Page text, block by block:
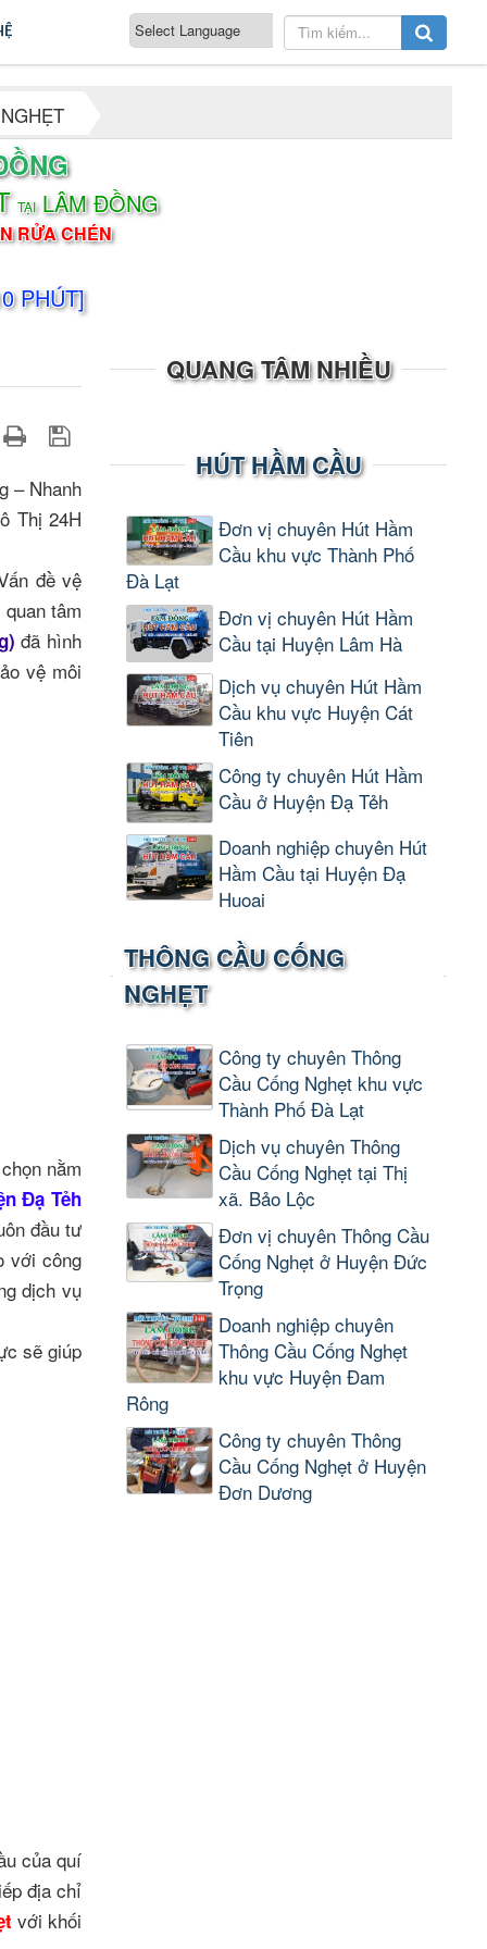
TẠILÂM ĐỒNG
RỬA CHÉN
PHÚT]
– Nhanh
Thị 24H
đề vệ
tâm
đã hình
vệ môi
nằm
Đạ Tẻh
đầu tư
với công
dịch vụ
sẽ giúp
của quí
địa chỉ
với khối
QUANG TÂM NHIỀU
HÚT HẦM CẦU
Đơn vị chuyên Hút Hầm
Cầu khu vực Thành Phố
Đà Lạt
Đơn vị chuyên Hút Hầm
Cầu tại Huyện Lâm Hà
Dịch vụ chuyên Hút Hầm
Cầu khu vực Huyện Cát
Tiên
Công ty chuyên Hút Hầm
Cầu ở Huyện Đạ Tẻh
Doanh nghiệp chuyên Hút
Hầm Cầu tại Huyện Đạ
Huoai
THÔNG CẦU CỐNG
NGHẸT
Công ty chuyên Thông
Cầu Cống Nghẹt khu vực
Thành Phố Đà Lạt
Dịch vụ chuyên Thông
Cầu Cống Nghẹt tại Thị
xã. Bảo Lộc
Đơn vị chuyên Thông Cầu
Cống Nghẹt ở Huyện Đức
Trọng
Doanh nghiệp chuyên
Thông Cầu Cống Nghẹt
khu vực Huyện Đam
Rông
Công ty chuyên Thông
Cầu Cống Nghẹt ở Huyện
Đơn Dương